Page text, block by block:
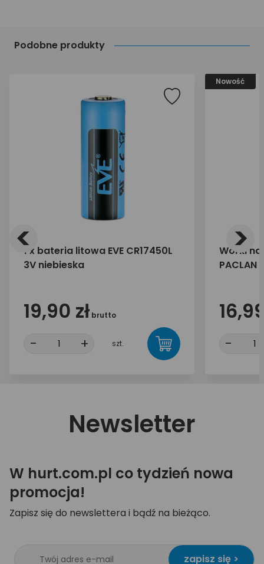
Podobne produkty
1 x bateria litowa EVE CR17450L
3V niebieska
19,90 zł brutto
- + szt.
Nowość
Worki
PACLAN
-
< >
Newsletter
W hurt.com.pl co tydzień nowa
promocja!
Zapisz się do newslettera i bądź na bieżąco.
zapisz się >